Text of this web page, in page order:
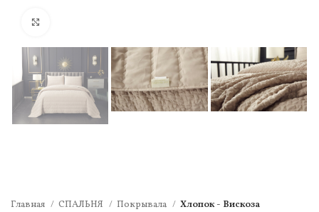
Главная СПАЛЬНЯ Покрывала Хлопок - Вискоза